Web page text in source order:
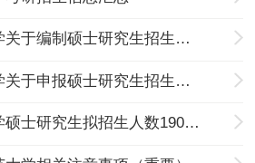
2021年曲阜师范大学关于编制硕士研究生招生专业目录的通知
2021年曲阜师范大学关于申报硕士研究生招生计划的通知
2020年曲阜师范大学硕士研究生拟招生人数1900名